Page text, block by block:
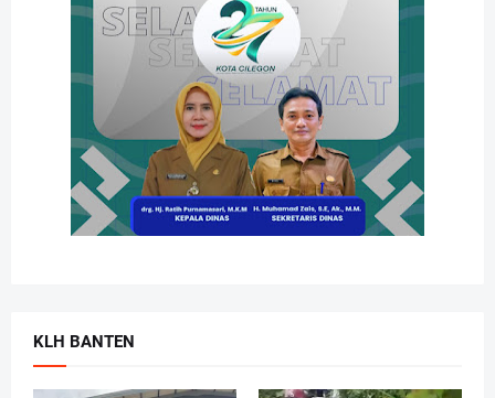
KLH BANTEN